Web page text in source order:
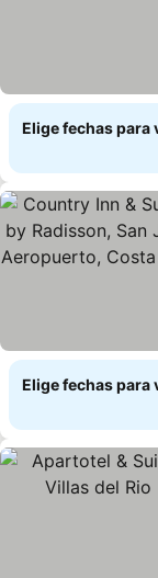
Elige fechas para
Elige fechas para